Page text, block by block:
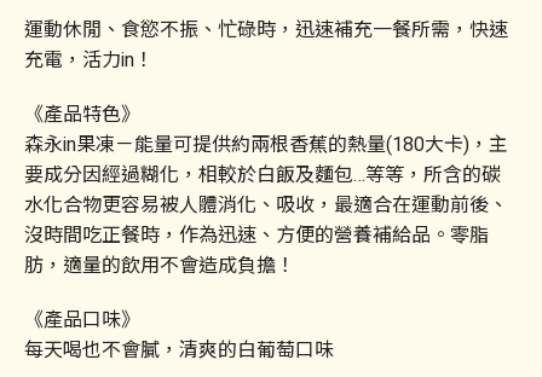
運動休閒、食慾不振、忙碌時，迅速補充一餐所需，快速
充電，活力in！
《產品特色》
森永in果凍－能量可提供約兩根香蕉的熱量(180大卡)，主
要成分因經過糊化，相較於白飯及麵包…等等，所含的碳
水化合物更容易被人體消化、吸收，最適合在運動前後、
沒時間吃正餐時，作為迅速、方便的營養補給品。零脂
肪，適量的飲用不會造成負擔！
《產品口味》
每天喝也不會膩，清爽的白葡萄口味